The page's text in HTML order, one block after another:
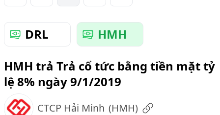
DRL
HMH
HMH trả Trả cổ tức bằng tiền mặt tỷ
lệ 8% ngày 9/1/2019
CTCP Hải Minh (HMH)